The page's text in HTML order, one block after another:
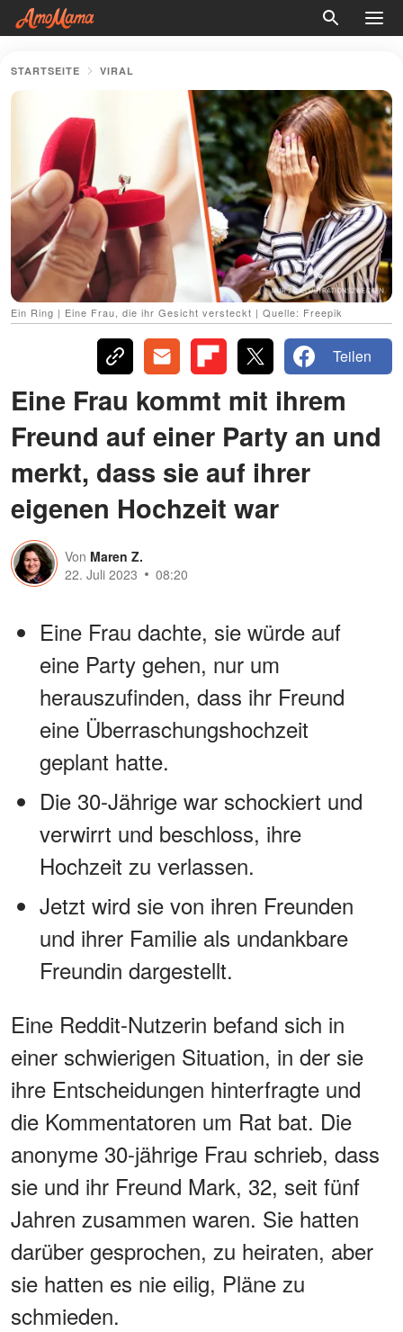
STARTSEITE VIRAL
Ein Ring | Eine Frau, die ihr Gesicht versteckt | Quelle: Freepik
Teilen
Eine Frau kommt mit ihrem
Freund auf einer Party an und
merkt, dass sie auf ihrer
eigenen Hochzeit war
Von Maren Z.
22. Juli 2023
08:20
Eine Frau dachte, sie würde auf
eine Party gehen, nur um
herauszufinden, dass ihr Freund
eine Überraschungshochzeit
geplant hatte.
Die 30-Jährige war schockiert und
verwirrt und beschloss, ihre
Hochzeit zu verlassen.
Jetzt wird sie von ihren Freunden
und ihrer Familie als undankbare
Freundin dargestellt.
Eine Reddit-Nutzerin befand sich in
einer schwierigen Situation, in der sie
ihre Entscheidungen hinterfragte und
die Kommentatoren um Rat bat. Die
anonyme 30-jährige Frau schrieb, dass
sie und ihr Freund Mark, 32, seit fünf
Jahren zusammen waren. Sie hatten
darüber gesprochen, zu heiraten, aber
sie hatten es nie eilig, Pläne zu
schmieden.